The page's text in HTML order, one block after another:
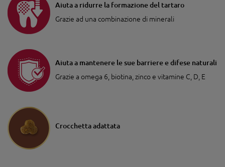
Aiuta a ridurre la formazione del tartaro
Grazie ad una combinazione di minerali
Aiuta a mantenere le sue barriere e difese naturali
Grazie a omega 6, biotina, zinco e vitamine C, D, E
Crocchetta adattata